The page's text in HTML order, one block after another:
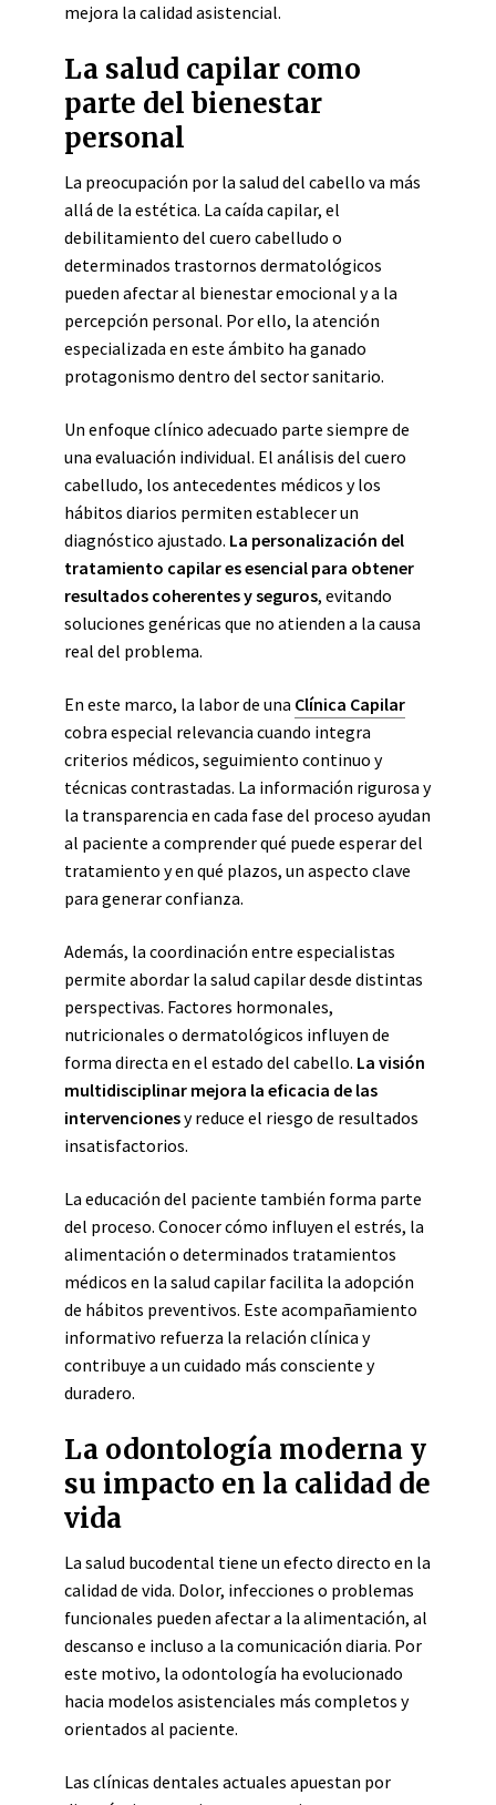
mejora la calidad asistencial.
La salud capilar como
parte del bienestar
personal
La preocupación por la salud del cabello va más
allá de la estética. La caída capilar, el
debilitamiento del cuero cabelludo o
determinados trastornos dermatológicos
pueden afectar al bienestar emocional y a la
percepción personal. Por ello, la atención
especializada en este ámbito ha ganado
protagonismo dentro del sector sanitario.
Un enfoque clínico adecuado parte siempre de
una evaluación individual. El análisis del cuero
cabelludo, los antecedentes médicos y los
hábitos diarios permiten establecer un
diagnóstico ajustado. La personalización del
tratamiento capilar es esencial para obtener
resultados coherentes y seguros, evitando
soluciones genéricas que no atienden a la causa
real del problema.
En este marco, la labor de una Clínica Capilar
cobra especial relevancia cuando integra
criterios médicos, seguimiento continuo y
técnicas contrastadas. La información rigurosa y
la transparencia en cada fase del proceso ayudan
al paciente a comprender qué puede esperar del
tratamiento y en qué plazos, un aspecto clave
para generar confianza.
Además, la coordinación entre especialistas
permite abordar la salud capilar desde distintas
perspectivas. Factores hormonales,
nutricionales o dermatológicos influyen de
forma directa en el estado del cabello. La visión
multidisciplinar mejora la eficacia de las
intervencionesy reduce el riesgo de resultados
insatisfactorios.
La educación del paciente también forma parte
del proceso. Conocer cómo influyen el estrés, la
alimentación o determinados tratamientos
médicos en la salud capilar facilita la adopción
de hábitos preventivos. Este acompañamiento
informativo refuerza la relación clínica y
contribuye a un cuidado más consciente y
duradero.
La odontología moderna y
su impacto en la calidad de
vida
La salud bucodental tiene un efecto directo en la
calidad de vida. Dolor, infecciones o problemas
funcionales pueden afectar a la alimentación, al
descanso e incluso a la comunicación diaria. Por
este motivo, la odontología ha evolucionado
hacia modelos asistenciales más completos y
orientados al paciente.
Las clínicas dentales actuales apuestan por